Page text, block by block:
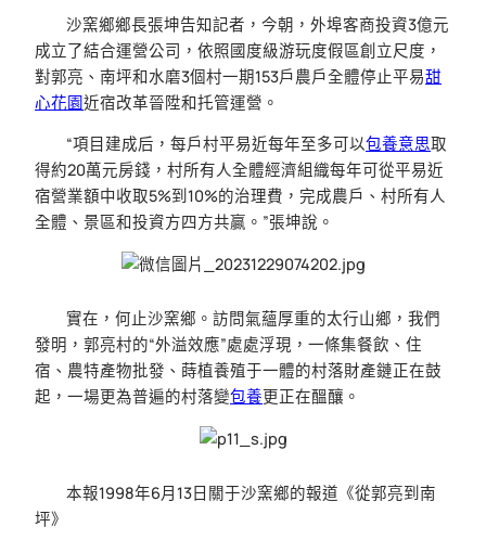
沙窯鄉鄉長張坤告知記者，今朝，外埠客商投資3億元
成立了結合運營公司，依照國度級游玩度假區創立尺度，
對郭亮、南坪和水磨3個村一期153戶農戶全體停止平易甜
心花園近宿改革晉陞和托管運營。
“項目建成后，每戶村平易近每年至多可以包養意思取
得約20萬元房錢，村所有人全體經濟組織每年可從平易近
宿營業額中收取5%到10%的治理費，完成農戶、村所有人
全體、景區和投資方四方共贏。”張坤說。
實在，何止沙窯鄉。訪問氣蘊厚重的太行山鄉，我們
發明，郭亮村的“外溢效應”處處浮現，一條集餐飲、住
宿、農特產物批發、蒔植養殖于一體的村落財產鏈正在鼓
起，一場更為普遍的村落變包養更正在醞釀。
本報1998年6月13日關于沙窯鄉的報道《從郭亮到南
坪》